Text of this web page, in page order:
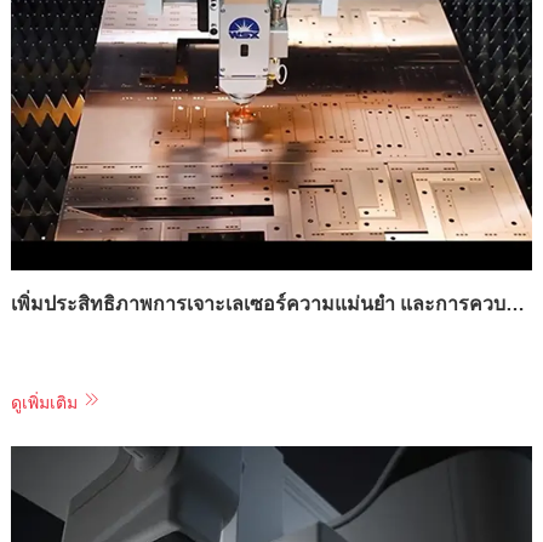
เพิ่มประสิทธิภาพการเจาะเลเซอร์ความแม่นยำ และการควบคุมขนาดหลุมในเครื่องตัดเลเซอร์โลหะ
ดูเพิ่มเติม